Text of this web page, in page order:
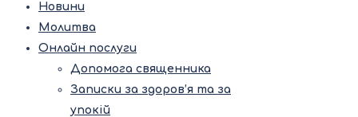
Новини
Молитва
Онлайн послуги
Допомога священника
Записки за здоров’я та за
упокій